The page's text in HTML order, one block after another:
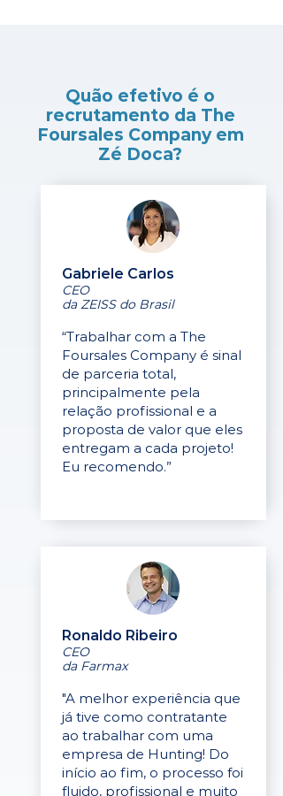
Quão efetivo é o
recrutamento da The
Foursales Company em
Zé Doca?
Gabriele Carlos
CEO
da ZEISS do Brasil
“Trabalhar com a The
Foursales Company é sinal
de parceria total,
principalmente pela
relação profissional e a
proposta de valor que eles
entregam a cada projeto!
Eu recomendo.”
Ronaldo Ribeiro
CEO
da Farmax
"A melhor experiência que
já tive como contratante
ao trabalhar com uma
empresa de Hunting! Do
início ao fim, o processo foi
fluido, profissional e muito